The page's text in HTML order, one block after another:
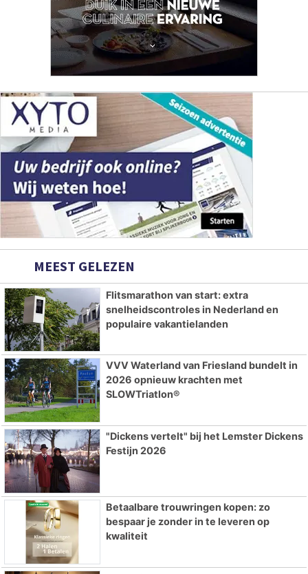
MEEST GELEZEN
Flitsmarathon van start: extra
snelheidscontroles in Nederland en
populaire vakantielanden
VVV Waterland van Friesland bundelt in
2026 opnieuw krachten met
SLOWTriatlon®
"Dickens vertelt" bij het Lemster Dickens
Festijn 2026
Betaalbare trouwringen kopen: zo
bespaar je zonder in te leveren op
kwaliteit